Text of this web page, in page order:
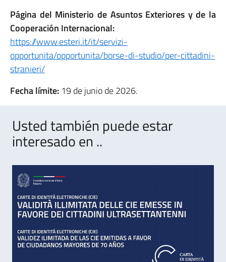
Página del Ministerio de Asuntos Exteriores y de la
Cooperación Internacional:
https://www.esteri.it/it/servizi-
opportunita/opportunita/borse-di-studio/per-cittadini-
stranieri/
Fecha límite: 19 de junio de 2026.
Usted también puede estar
interesado en ..